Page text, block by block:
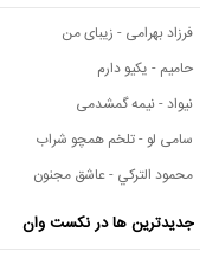
فرزاد بهرامی - زیبای من
حامیم - یکیو دارم
نیواد - نیمه گمشدمی
سامی لو - تلخم همچو شراب
محمود التركي - عاشق مجنون
جدیدترین ها در نکست وان